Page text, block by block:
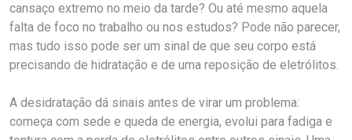
cansaço extremo no meio da tarde? Ou até mesmo aquela
falta de foco no trabalho ou nos estudos? Pode não parecer,
mas tudo isso pode ser um sinal de que seu corpo está
precisando de hidratação e de uma reposição de eletrólitos.
A desidratação dá sinais antes de virar um problema:
começa com sede e queda de energia, evolui para fadiga e